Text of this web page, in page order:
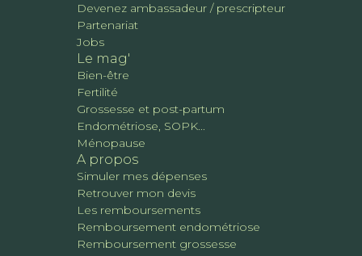
Devenez ambassadeur / prescripteur
Partenariat
Jobs
Le mag'
Bien-être
Fertilité
Grossesse et post-partum
Endométriose, SOPK...
Ménopause
A propos
Simuler mes dépenses
Retrouver mon devis
Les remboursements
Remboursement endométriose
Remboursement grossesse